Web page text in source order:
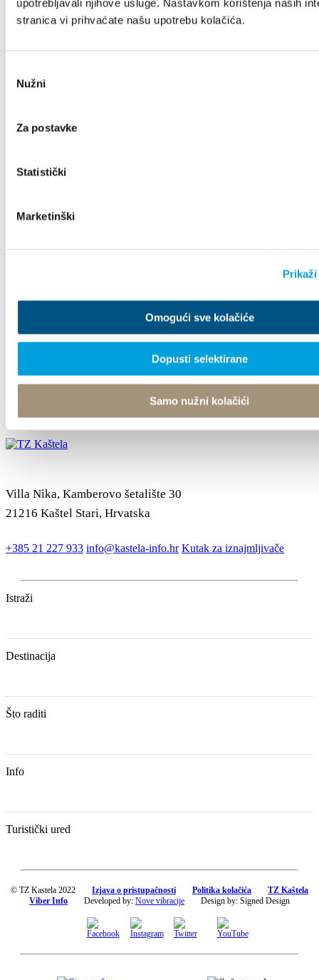
upotrebljavali njihove usluge. Nastavkom korištenja naših
stranica vi prihvaćate našu upotrebu kolačića.
pristanka
Nužni
Za postavke
Statistički
Marketinški
Omogući sve kolačiće
Dopusti selektirane
Samo nužni kolačići
Kaštel Novi
Prvi i drugi nasip
1 2 3 »
Villa Nika, Kamberovo šetalište 30
21216 Kaštel Stari, Hrvatska
+385 21 227 933 info@kastela-info.hr Kutak za iznajmljivače
Istraži
Destinacija
Što raditi
Info
Turistički ured
© TZ Kastela 2022 Izjava o pristupačnosti Politika kolačića
TZ Kaštela
Viber Info
Developed by: Nove vibracije Design by: Signed Design